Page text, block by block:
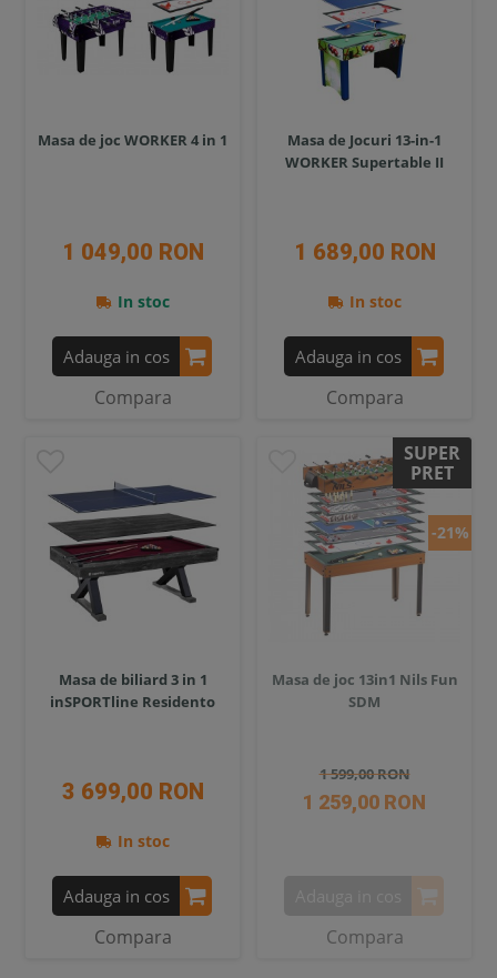
Masa de joc WORKER 4 in 1
1 049,00 RON
In stoc
Adauga in cos
Compara
Masa de Jocuri 13-in-1
WORKER Supertable II
1 689,00 RON
In stoc
Adauga in cos
Compara
Masa de biliard 3 in 1
inSPORTline Residento
3 699,00 RON
In stoc
Adauga in cos
Compara
SUPER
PRET
-21%
Masa de joc 13in1 Nils Fun
SDM
1 599,00 RON
1 259,00 RON
Compara